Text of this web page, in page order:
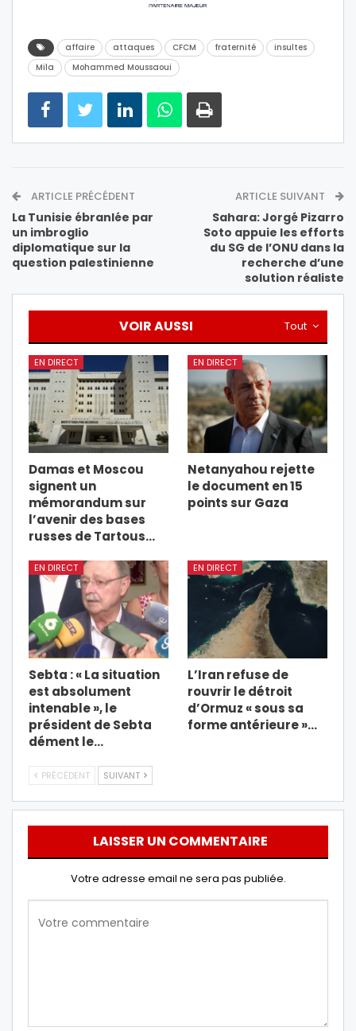
affaire attaques CFCM fraternité
insultes
Mila
Mohammed Moussaoui
ARTICLE PRÉCÉDENT
La Tunisie ébranlée par
un imbroglio
diplomatique sur la
question palestinienne
ARTICLE SUIVANT
Sahara: Jorgé Pizarro
Soto appuie les efforts
du SG de l’ONU dans la
recherche d’une
solution réaliste
Tout
VOIR AUSSI
EN DIRECT
Damas et Moscou
signent un
mémorandum sur
l’avenir des bases
russes de Tartous…
EN DIRECT
Netanyahou rejette
le document en 15
points sur Gaza
EN DIRECT
Sebta : « La situation
est absolument
intenable », le
président de Sebta
dément le…
EN DIRECT
L’Iran refuse de
rouvrir le détroit
d’Ormuz « sous sa
forme antérieure »…
PRÉCÉDENT SUIVANT
LAISSER UN COMMENTAIRE
Votre adresse email ne sera pas publiée.